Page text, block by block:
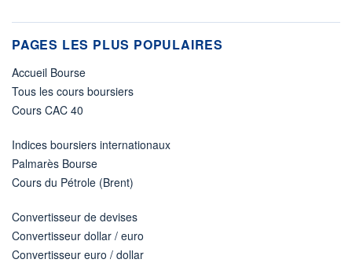
PAGES LES PLUS POPULAIRES
Accueil Bourse
Tous les cours boursiers
Cours CAC 40
Indices boursiers internationaux
Palmarès Bourse
Cours du Pétrole (Brent)
Convertisseur de devises
Convertisseur dollar / euro
Convertisseur euro / dollar